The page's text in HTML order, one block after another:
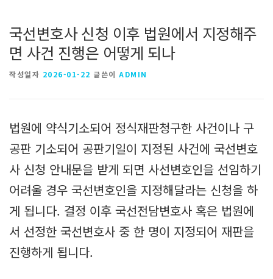
국선변호사 신청 이후 법원에서 지정해주
면 사건 진행은 어떻게 되나
작성일자 2026-01-22 글쓴이 ADMIN
법원에 약식기소되어 정식재판청구한 사건이나 구
공판 기소되어 공판기일이 지정된 사건에 국선변호
사 신청 안내문을 받게 되면 사선변호인을 선임하기
어려울 경우 국선변호인을 지정해달라는 신청을 하
게 됩니다. 결정 이후 국선전담변호사 혹은 법원에
서 선정한 국선변호사 중 한 명이 지정되어 재판을
진행하게 됩니다.